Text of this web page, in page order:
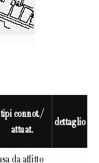
tipi connot./
attuat.
dettaglio
da affitto